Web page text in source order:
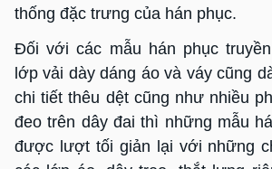
thống đặc trưng của hán phục.
Đối với các mẫu hán phục
lớp vải dày dáng áo và váy cũng
chi tiết thêu dệt cũng như nhiều
đeo trên dây đai thì những mẫu
được lượt tối giản lại với những